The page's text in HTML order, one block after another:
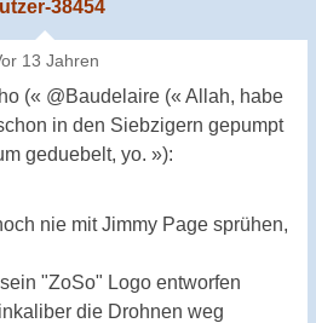
38454
13 Jahren
(« @Baudelaire (« Allah, habe
in den Siebzigern gepumpt
geduebelt, yo. »):
nie mit Jimmy Page sprühen,
"ZoSo" Logo entworfen
die Drohnen weg